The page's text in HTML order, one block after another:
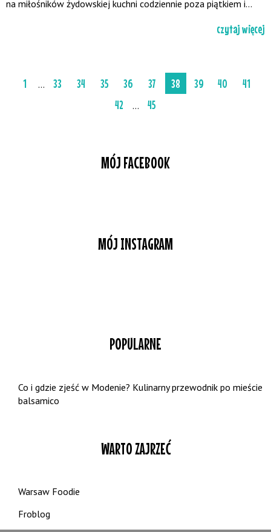
na miłośników żydowskiej kuchni codziennie poza piątkiem i...
czytaj więcej
1 ... 33 34 35 36 37 38 39 40
41
42
... 45
MÓJ FACEBOOK
MÓJ INSTAGRAM
POPULARNE
Co i gdzie zjeść w Modenie? Kulinarny przewodnik po mieście
balsamico
WARTO ZAJRZEĆ
Warsaw Foodie
Froblog